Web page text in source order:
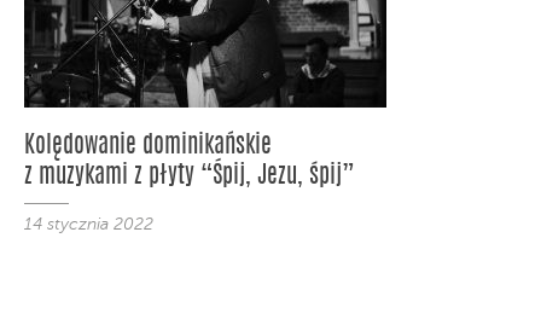
Kolędowanie dominikańskie
z muzykami z płyty “Śpij, Jezu, śpij”
14 stycznia 2022